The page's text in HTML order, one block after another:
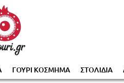
γουριών,
ΓΟΥΡΙ ΚΟΣΜΗΜΑ ΣΤΟΛΙΔΙΑ